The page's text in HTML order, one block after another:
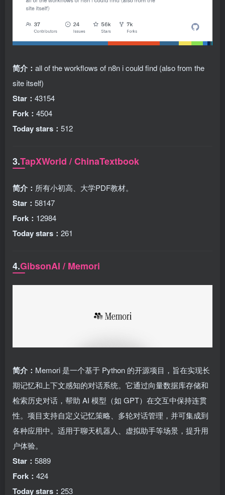
简介： all of the workflows of n8n i could find (also from the
site itself)
Star： 43154
Fork： 4504
Today stars： 512
3.TapXWorld / ChinaTextbook
简介： 所有小初高、大学PDF教材。
Star： 58147
Fork： 12984
Today stars： 261
4.GibsonAI / Memori
简介： Memori 是一个基于 Python 的开源项目，旨在实现长
期记忆和上下文感知的对话系统。它通过向量数据库存储和
检索历史对话，帮助 AI 模型（如 GPT）在交互中保持连贯
性。项目支持自定义记忆策略、多轮对话管理，并可集成到
各种应用中。适用于聊天机器人、虚拟助手等场景，提升用
户体验。
Star： 5889
Fork： 424
Today stars： 253